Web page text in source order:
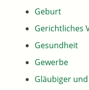
Geburt
Gerichtliches
Gesundheit
Gewerbe
Gläubiger